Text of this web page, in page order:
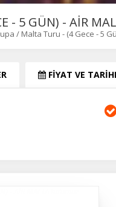
İstatistik
Ziyaretçilerin
sayfaların
Size ve ilgi
- 5 GÜN) - AİR
/ Malta Turu - (4 Gece - 5
FİYAT VE